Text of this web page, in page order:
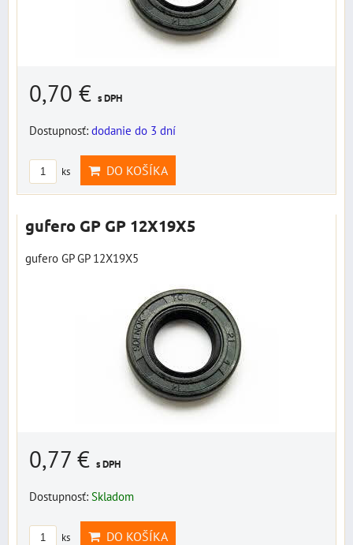
0,70 € s DPH
Dostupnosť: dodanie do 3 dní
ks DO KOŠÍKA
gufero GP GP 12X19X5
gufero GP GP 12X19X5
0,77 € s DPH
Dostupnosť: Skladom
ks DO KOŠÍKA